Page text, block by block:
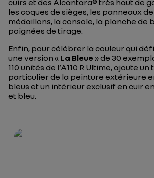
cuirs et des Alcantara® très haut de
les coques de sièges, les panneaux
médaillons, la console, la planche de
poignées de tirage.
Enfin, pour célébrer la couleur qui
une version « La Bleue » de 30
110 unités de l’A110 R Ultime, ajoute
particulier de la peinture extérieure
bleus et un intérieur exclusif en cuir
et bleu.